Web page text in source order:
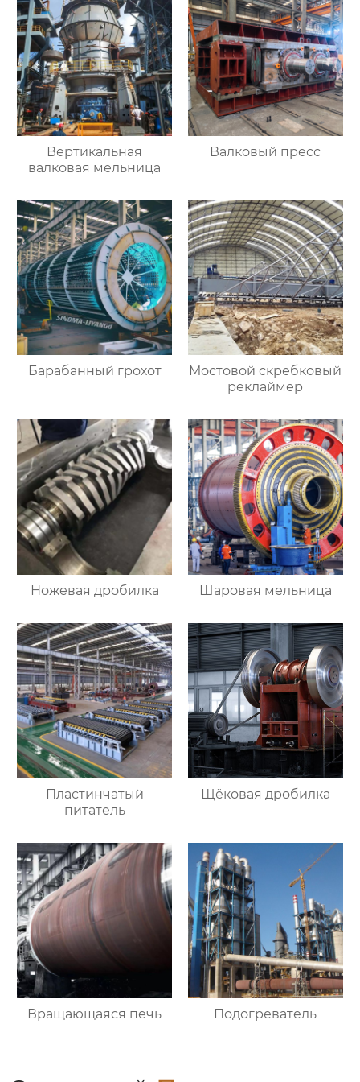
Вертикальная
валковая мельница
Валковый пресс
Барабанный грохот
Мостовой скребковый
реклаймер
Ножевая дробилка Шаровая мельница
Пластинчатый
питатель
Щёковая дробилка
Вращающаяся печь Подогреватель